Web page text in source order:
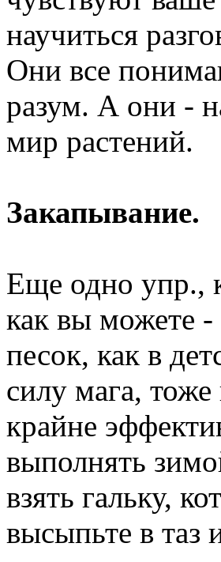
научиться
Они все
разум. А они -
мир растений.
Закапывание.
Еще одно упр.,
как вы можете -
песок, как в
силу мага,
крайне
выполнять
взять гальку,
высыпьте в таз